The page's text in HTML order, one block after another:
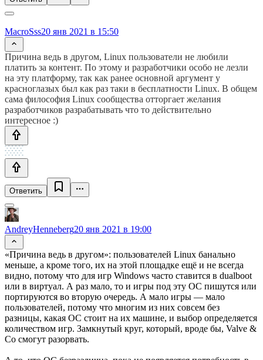
MacroSss20 янв 2021 в 15:50
Причина ведь в другом, Linux пользователи не любили
платить за контент. По этому и разработчики особо не лезли
на эту платформу, так как ранее основной аргумент у
красноглазых был как раз таки в бесплатности Linux. В общем
сама философия Linux сообщества отторгает желания
разработчиков разрабатывать что то действительно
интересное :)
Ответить
AndreyHenneberg20 янв 2021 в 19:00
«Причина ведь в другом»: пользователей Linux банально
меньше, а кроме того, их на этой площадке ещё и не всегда
видно, потому что для игр Windows часто ставится в dualboot
или в виртуал. А раз мало, то и игры под эту ОС пишутся или
портируются во вторую очередь. А мало игры — мало
пользователей, потому что многим из них совсем без
разницы, какая ОС стоит на их машине, и выбор определяется
количеством игр. Замкнутый круг, который, вроде бы, Valve &
Co смогут разорвать.